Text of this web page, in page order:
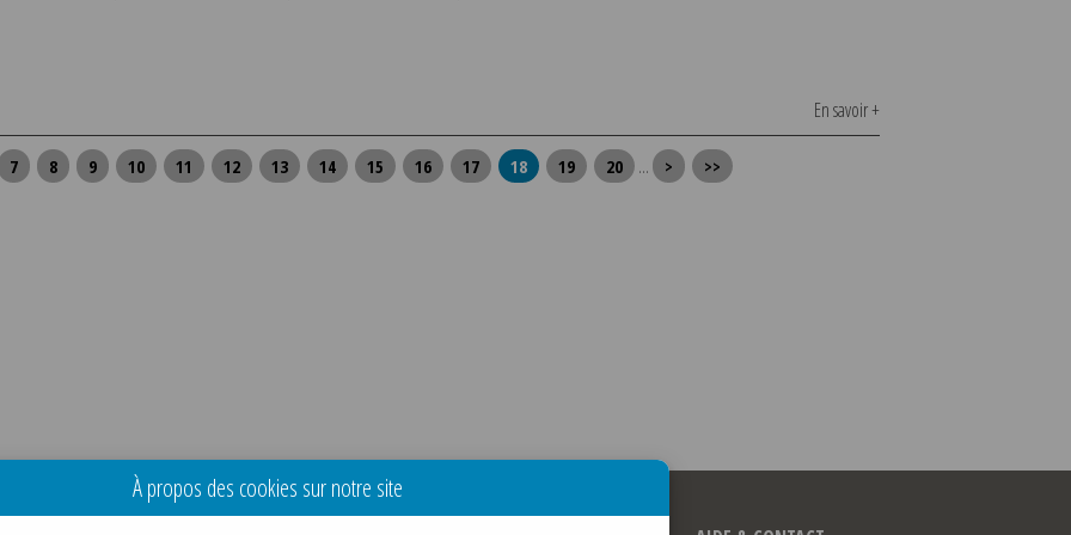
En savoir +
7 8 9 10 11 12 13 14 15 16 17 18 19 20 ... > >>
À propos des cookies sur notre site